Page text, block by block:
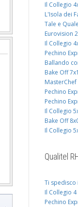
Il Collegio
L'Isola dei
Tale e
Eurovision
Il Collegio
Pechino
Ballando
Bake Off
Pechino
Pechino
Il Collegio
Bake Off
Il Collegio
Qualitel
Ti spedisco
Il Collegio 4
Pechino